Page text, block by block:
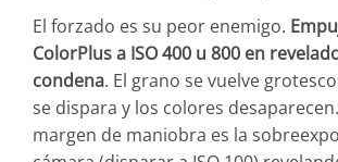
El forzado es su peor enemigo.
ColorPlus a ISO 400 u 800 en
condena. El grano se vuelve
se dispara y los colores
margen de maniobra es la